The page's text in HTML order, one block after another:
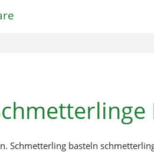
Schmetterling basteln